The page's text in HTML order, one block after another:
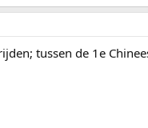
tussen de 1e